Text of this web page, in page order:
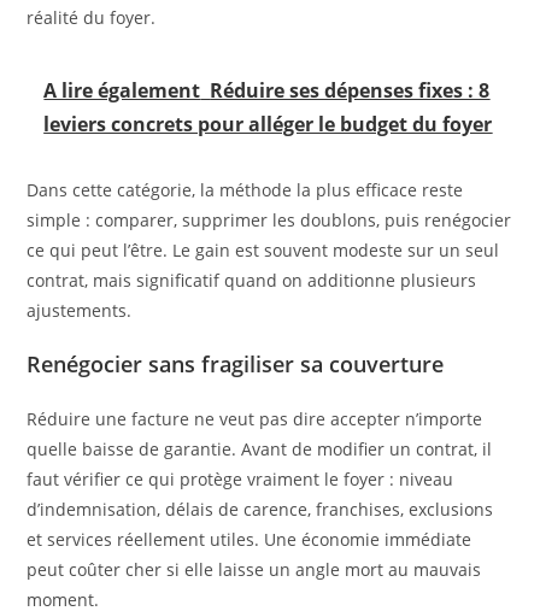
réalité du foyer.
A lire également Réduire ses dépenses fixes : 8
leviers concrets pour alléger le budget du foyer
Dans cette catégorie, la méthode la plus efficace reste
simple : comparer, supprimer les doublons, puis renégocier
ce qui peut l’être. Le gain est souvent modeste sur un seul
contrat, mais significatif quand on additionne plusieurs
ajustements.
Renégocier sans fragiliser sa couverture
Réduire une facture ne veut pas dire accepter n’importe
quelle baisse de garantie. Avant de modifier un contrat, il
faut vérifier ce qui protège vraiment le foyer : niveau
d’indemnisation, délais de carence, franchises, exclusions
et services réellement utiles. Une économie immédiate
peut coûter cher si elle laisse un angle mort au mauvais
moment.